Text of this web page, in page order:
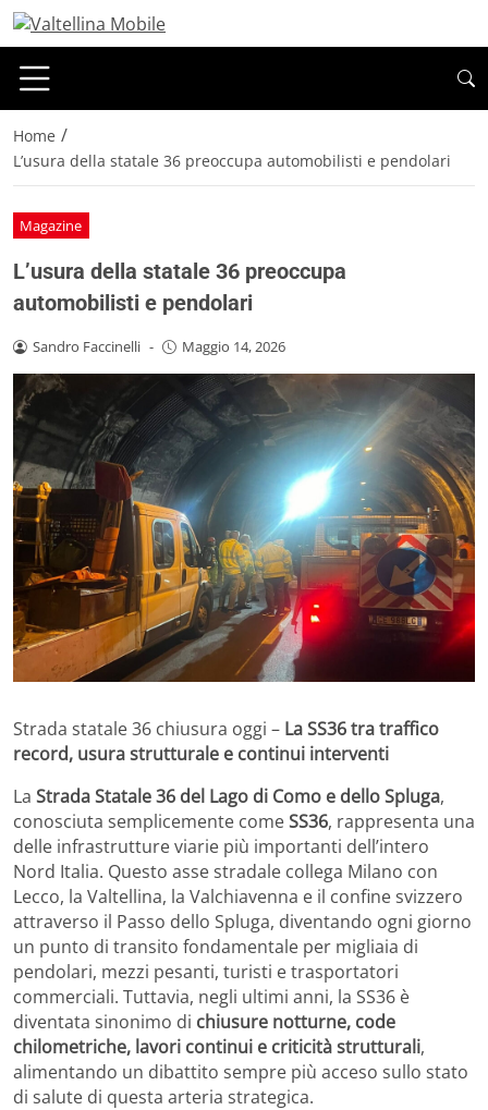
Home /
L’usura della statale 36 preoccupa automobilisti e pendolari
Magazine
L’usura della statale 36 preoccupa
automobilisti e pendolari
Sandro Faccinelli - Maggio 14, 2026
Strada statale 36 chiusura oggi – La SS36 tra traffico
record, usura strutturale e continui interventi
La Strada Statale 36 del Lago di Como e dello Spluga,
conosciuta semplicemente comeSS36, rappresenta una
delle infrastrutture viarie più importanti dell’intero
Nord Italia. Questo asse stradale collega Milano con
Lecco, la Valtellina, la Valchiavenna e il confine svizzero
attraverso il Passo dello Spluga, diventando ogni giorno
un punto di transito fondamentale per migliaia di
pendolari, mezzi pesanti, turisti e trasportatori
commerciali. Tuttavia, negli ultimi anni, la SS36 è
diventata sinonimo di chiusure notturne, code
chilometriche, lavori continui e criticità strutturali,
alimentando un dibattito sempre più acceso sullo stato
di salute di questa arteria strategica.